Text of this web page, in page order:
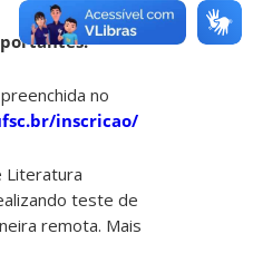
no
inscricao/
Literatura
teste de
remota. Mais